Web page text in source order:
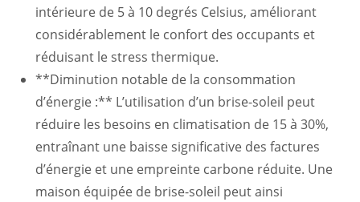
intérieure de 5 à 10 degrés Celsius, améliorant
considérablement le confort des occupants et
réduisant le stress thermique.
**Diminution notable de la consommation
d’énergie :** L’utilisation d’un brise-soleil peut
réduire les besoins en climatisation de 15 à 30%,
entraînant une baisse significative des factures
d’énergie et une empreinte carbone réduite. Une
maison équipée de brise-soleil peut ainsi